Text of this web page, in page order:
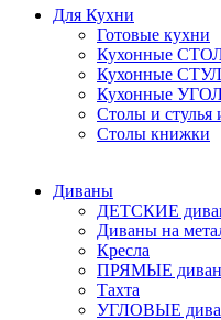
Для Кухни
Готовые кухни
Кухонные
Кухонные
Кухонные
Столы и стулья
Столы книжки
Диваны
ДЕТСКИЕ
Диваны на
Кресла
ПРЯМЫЕ
Тахта
УГЛОВЫЕ